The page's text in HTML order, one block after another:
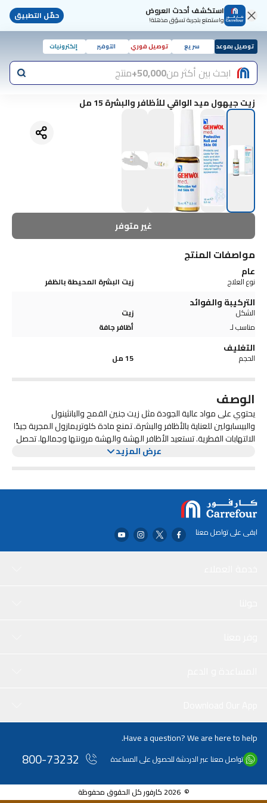
استكشف أحدث العروض
واستمتع بتجربة تسوّق مذهلة! حمّل التطبيق
توصيل بموعد سريع توصيل فوري التوفير إلكترونيات
ابحث بين أكثر من50,000+ منتج
زيت جيهول ميد الواقي للأظافر والبشرة 15 مل
غير متوفر
مواصفات المنتج
عام
نوع العلاج زيت البشرة المحيطة بالظفر
التركيبة والفوائد
الشكل
زيت
مناسب لـ
أظافر جافة
التغليف
الحجم 15 مل
الوصف
يحتوي على مواد عالية الجودة مثل زيت جنين القمح والبانثينول
والبيسابولين للعناية بالأظافر والبشرة. تمنع مادة كلوتريمازول المجربة جيدًا
الالتهابات الفطرية. تستعيد الأظافر الهشة والهشة مرونتها وجمالها. تحصل
الأظافر على لمعان حريري طبيعي.عرض المزيد
ابقى على تواصل معنا
Have a question? We are here to help.
تواصل معنا عبر الدردشة للحصول على المساعدة 800-73232
© 2026 كارفور كل الحقوق محفوظة